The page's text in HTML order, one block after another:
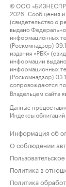
© ООО
2026. Сообщения и
(свидетельство о
выдано
информационных
(Роскомнадзор)
издания «РБК»
информации
информационных
(Роскомнадзор)
сопровождаются
Владельцем сайта
Данные
Индексы
Информация об
О соблюдении
Политика в
Политика